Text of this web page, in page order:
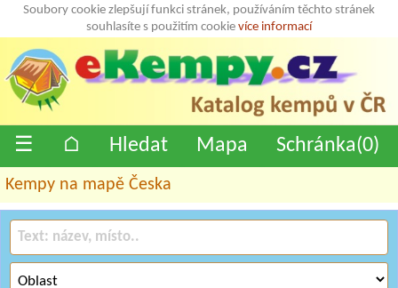
Soubory cookie zlepšují funkci stránek, používáním těchto stránek
souhlasíte s použitím cookie více informací
☰ ⌂ Hledat Mapa Schránka(0)
Kempy na mapě Česka